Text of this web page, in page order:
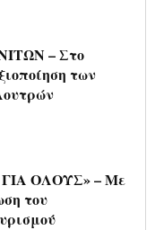
– Στο
των
ΟΛΟΥΣ» – Με
του